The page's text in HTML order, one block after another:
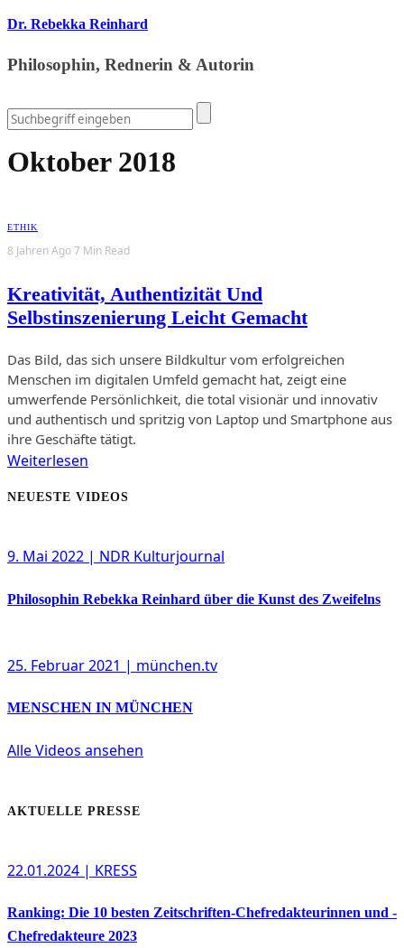
Dr. Rebekka Reinhard
Philosophin, Rednerin & Autorin
Oktober 2018
ETHIK
8 Jahren Ago7 Min Read
Kreativität, Authentizität Und
Selbstinszenierung Leicht Gemacht
Das Bild, das sich unsere Bildkultur vom erfolgreichen
Menschen im digitalen Umfeld gemacht hat, zeigt eine
umwerfende Persönlichkeit, die total visionär und innovativ
und authentisch und spritzig von Laptop und Smartphone aus
ihre Geschäfte tätigt.
Weiterlesen
NEUESTE VIDEOS
9. Mai 2022 | NDR Kulturjournal
Philosophin Rebekka Reinhard über die Kunst des Zweifelns
25. Februar 2021 | münchen.tv
MENSCHEN IN MÜNCHEN
Alle Videos ansehen
AKTUELLE PRESSE
22.01.2024 | KRESS
Ranking: Die 10 besten Zeitschriften-Chefredakteurinnen und -
Chefredakteure 2023